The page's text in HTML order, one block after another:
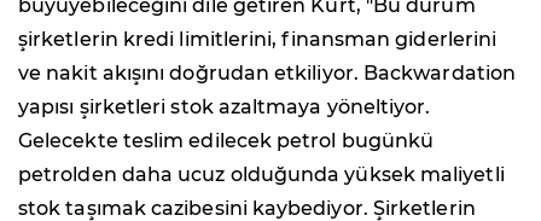
büyüyebileceğini dile getiren Kurt, "Bu durum
şirketlerin kredi limitlerini, finansman giderlerini
ve nakit akışını doğrudan etkiliyor. Backwardation
yapısı şirketleri stok azaltmaya yöneltiyor.
Gelecekte teslim edilecek petrol bugünkü
petrolden daha ucuz olduğunda yüksek maliyetli
stok taşımak cazibesini kaybediyor. Şirketlerin